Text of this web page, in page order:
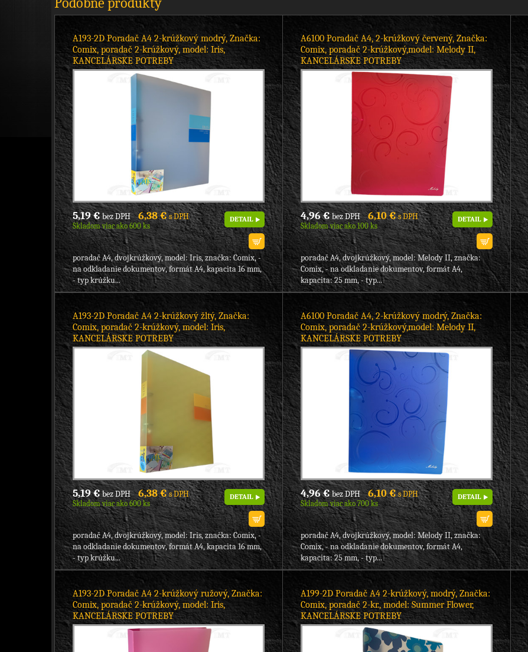
A193-2D Poradač A4 2-krúžkový modrý, Značka:
Comix, poradač 2-krúžkový, model: Iris,
KANCELÁRSKE POTREBY
5,19 €bez DPH 6,38 €s DPH
Skladom viac ako 600 ks
DETAIL
poradač A4, dvojkrúžkový, model: Iris, značka: Comix, -
na odkladanie dokumentov, formát A4, kapacita 16 mm,
- typ krúžku...
A6100 Poradač A4, 2-krúžkový červený, Značka:
Comix, poradač 2-krúžkový,model: Melody II,
KANCELÁRSKE POTREBY
4,96 €bez DPH 6,10 €s DPH
Skladom viac ako 100 ks
DETAIL
poradač A4, dvojkrúžkový, model: Melody II, značka:
Comix, - na odkladanie dokumentov, formát A4,
kapacita: 25 mm, - typ...
A193-2D Poradač A4 2-krúžkový žltý, Značka:
Comix, poradač 2-krúžkový, model: Iris,
KANCELÁRSKE POTREBY
5,19 €bez DPH 6,38 €s DPH
Skladom viac ako 600 ks
DETAIL
poradač A4, dvojkrúžkový, model: Iris, značka: Comix, -
na odkladanie dokumentov, formát A4, kapacita 16 mm,
- typ krúžku...
A6100 Poradač A4, 2-krúžkový modrý, Značka:
Comix, poradač 2-krúžkový,model: Melody II,
KANCELÁRSKE POTREBY
4,96 €bez DPH 6,10 €s DPH
Skladom viac ako 700 ks
DETAIL
poradač A4, dvojkrúžkový, model: Melody II, značka:
Comix, - na odkladanie dokumentov, formát A4,
kapacita: 25 mm, - typ...
A193-2D Poradač A4 2-krúžkový ružový, Značka:
Comix, poradač 2-krúžkový, model: Iris,
KANCELÁRSKE POTREBY
A199-2D Poradač A4 2-krúžkový, modrý, Značka:
Comix, poradač 2-kr., model: Summer Flower,
KANCELÁRSKE POTREBY